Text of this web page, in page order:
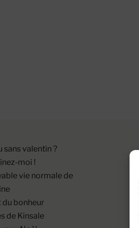
sans valentin ?
moi !
vie normale de
du bonheur
de Kinsale